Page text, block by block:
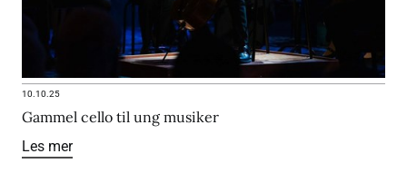
10.10.25
Gammel cello til ung musiker
Les mer